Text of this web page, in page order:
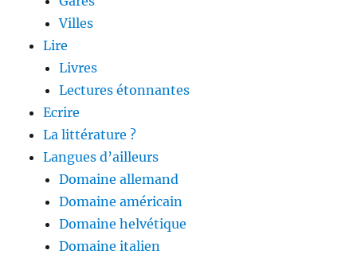
Villes
Lire
Livres
Lectures étonnantes
Ecrire
La littérature ?
Langues d’ailleurs
Domaine allemand
Domaine américain
Domaine helvétique
Domaine italien